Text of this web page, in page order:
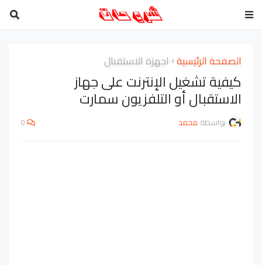
الصفحة الرئيسية اجهزة الاستقبال
كيفية تشغيل الإنترنت على جهاز
الاستقبال أو التلفزيون سمارت
بواسطة محمد 0